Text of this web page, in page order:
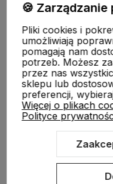
O nas
Sklep internetowy
🍪
Pliki cookies i
umożliwiają
pomagają nam
potrzeb. Możesz
przez nas
sklepu lub
preferencji,
Więcej o plikach
Polityce